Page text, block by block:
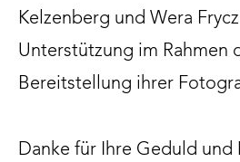
Kelzenberg und Wera
Unterstützung im Rahmen
Bereitstellung ihrer
Danke für Ihre Geduld und